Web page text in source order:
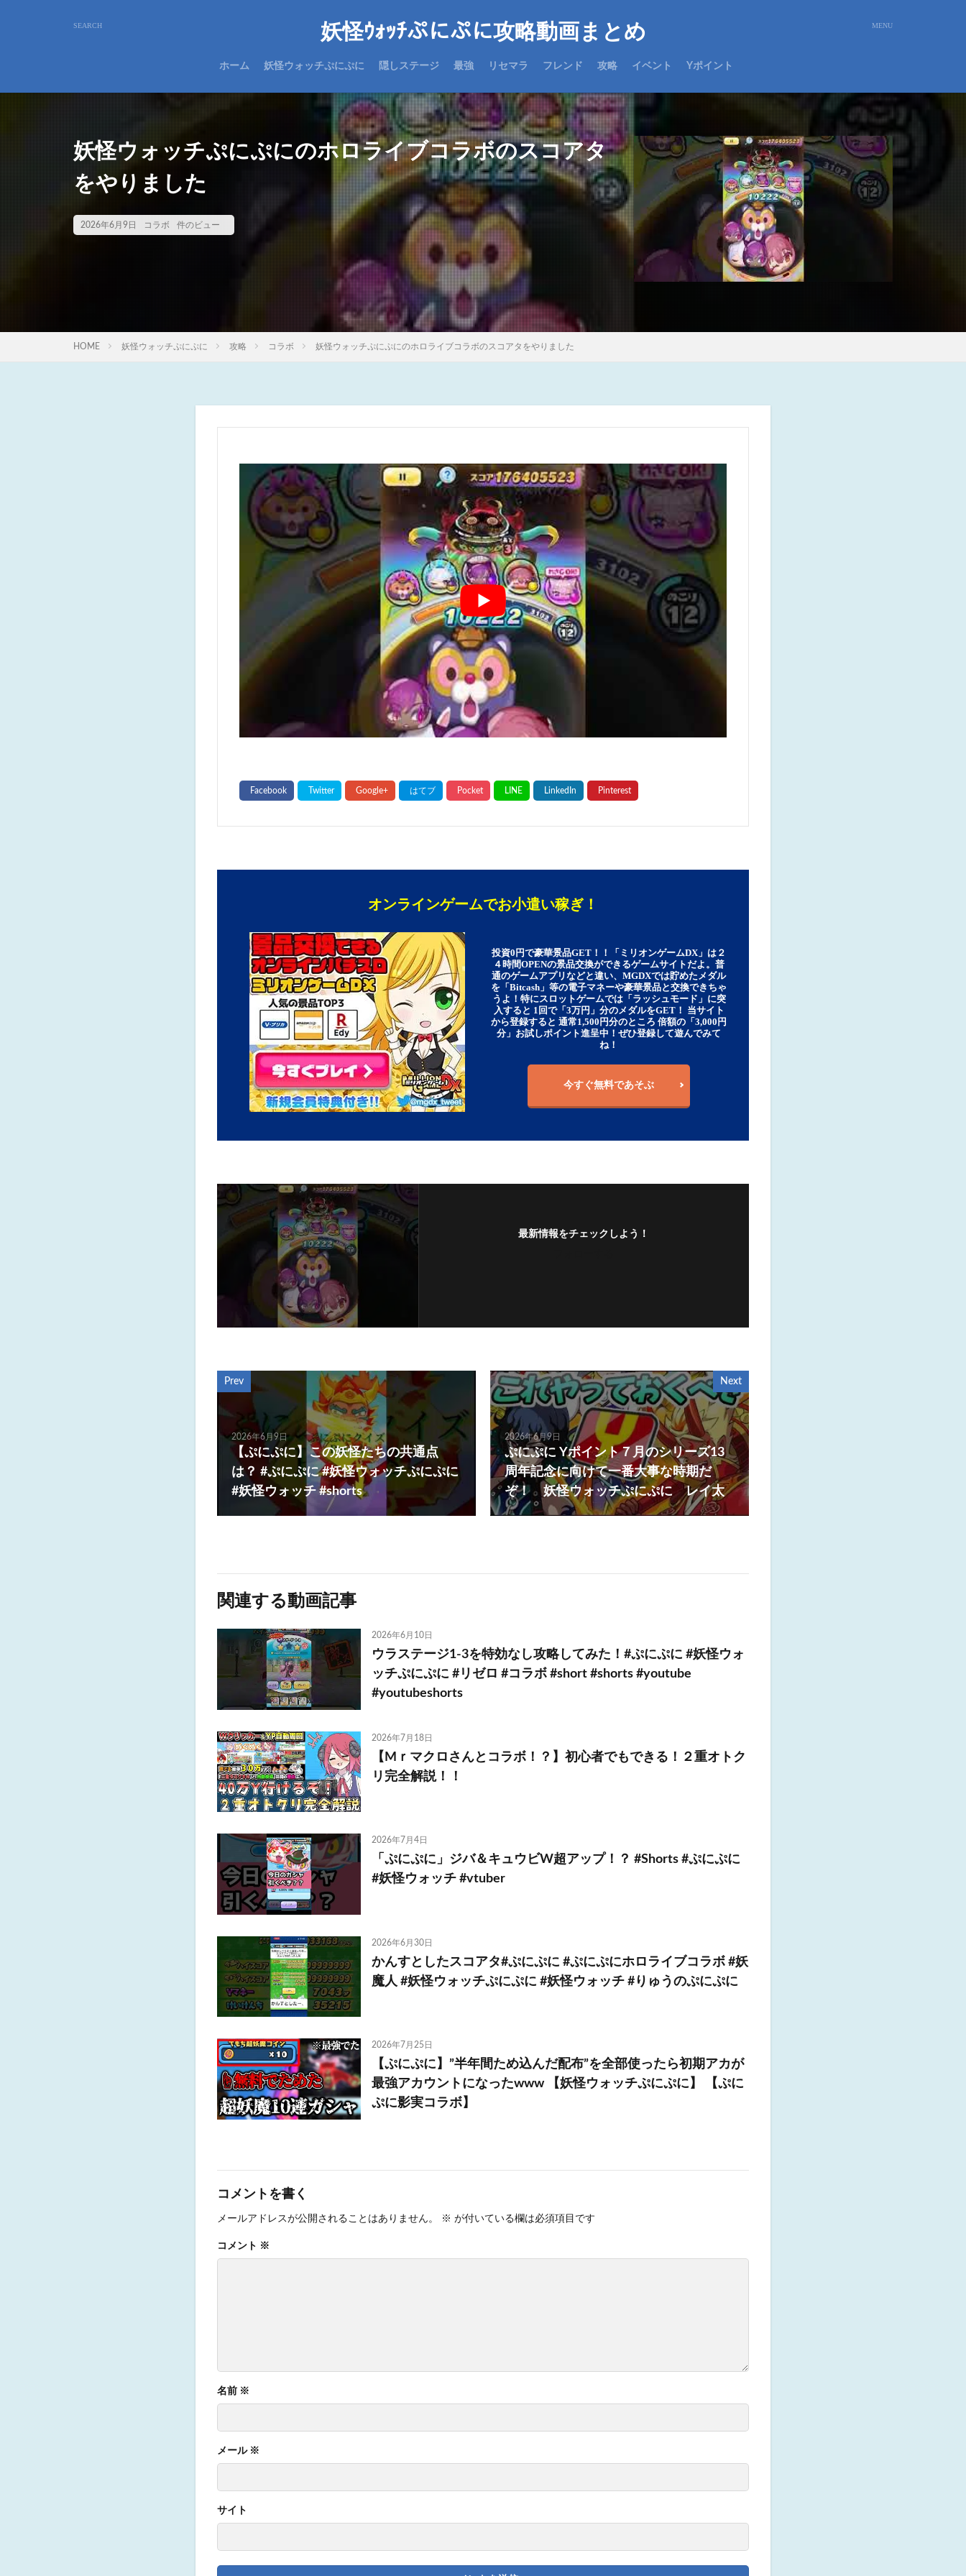
妖怪ｳｫｯﾁぷにぷに攻略動画まとめ
ホーム 妖怪ウォッチぷにぷに 隠しステージ 最強 リセマラ フレンド 攻略 イベント Yポイント
妖怪ウォッチぷにぷにのホロライブコラボのスコアタ
をやりました
2026年6月9日 コラボ 件のビュー
HOME 妖怪ウォッチぷにぷに 攻略 コラボ 妖怪ウォッチぷにぷにのホロライブコラボのスコアタをやりました
オンラインゲームでお小遣い稼ぎ！
投資0円で豪華景品GET！！「ミリオンゲームDX」は２
４時間OPENの景品交換ができるゲームサイトだよ。普
通のゲームアプリなどと違い、MGDXでは貯めたメダル
を「Bitcash」等の電子マネーや豪華景品と交換できちゃ
うよ！特にスロットゲームでは「ラッシュモード」に突
入すると 1回で「3万円」分のメダルをGET！ 当サイト
から登録すると 通常1,500円分のところ 倍額の「3,000円
分」お試しポイント進呈中！ぜひ登録して遊んでみて
ね！
今すぐ無料であそぶ
最新情報をチェックしよう！
Prev
2026年6月9日
【ぷにぷに】この妖怪たちの共通点
は？ #ぷにぷに #妖怪ウォッチぷにぷに
#妖怪ウォッチ #shorts
Next
2026年6月9日
ぷにぷに Yポイント７月のシリーズ13
周年記念に向けて一番大事な時期だ
ぞ！ 妖怪ウォッチぷにぷに レイ太
関連する動画記事
2026年6月10日
ウラステージ1-3を特効なし攻略してみた！#ぷにぷに #妖怪ウォ
ッチぷにぷに #リゼロ #コラボ #short #shorts #youtube
#youtubeshorts
2026年7月18日
【Mｒマクロさんとコラボ！？】初心者でもできる！２重オトク
リ完全解説！！
2026年7月4日
「ぷにぷに」ジバ＆キュウビW超アップ！？ #Shorts #ぷにぷに
#妖怪ウォッチ #vtuber
2026年6月30日
かんすとしたスコアタ#ぷにぷに #ぷにぷにホロライブコラボ #妖
魔人 #妖怪ウォッチぷにぷに #妖怪ウォッチ #りゅうのぷにぷに
2026年7月25日
【ぷにぷに】”半年間ため込んだ配布”を全部使ったら初期アカが
最強アカウントになったwww 【妖怪ウォッチぷにぷに】 【ぷに
ぷに影実コラボ】
コメントを書く
メールアドレスが公開されることはありません。 ※ が付いている欄は必須項目です
コメント ※
名前 ※
メール ※
サイト